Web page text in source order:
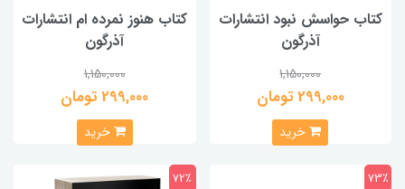
کتاب حواسش نبود انتشارات
آذرگون
1,150,000
299,000 تومان
خرید
کتاب هنوز نمرده ام انتشارات
آذرگون
1,150,000
299,000 تومان
خرید
73٪ 72٪